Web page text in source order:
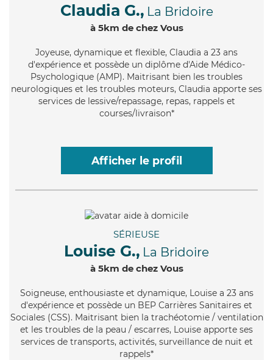
Claudia G., La Bridoire
à 5km de chez Vous
Joyeuse, dynamique et flexible, Claudia a 23 ans
d'expérience et possède un diplôme d'Aide Médico-
Psychologique (AMP). Maitrisant bien les troubles
neurologiques et les troubles moteurs, Claudia apporte ses
services de lessive/repassage, repas, rappels et
courses/livraison*
Afficher le profil
SÉRIEUSE
Louise G., La Bridoire
à 5km de chez Vous
Soigneuse, enthousiaste et dynamique, Louise a 23 ans
d'expérience et possède un BEP Carrières Sanitaires et
Sociales (CSS). Maitrisant bien la trachéotomie / ventilation
et les troubles de la peau / escarres, Louise apporte ses
services de transports, activités, surveillance de nuit et
rappels*